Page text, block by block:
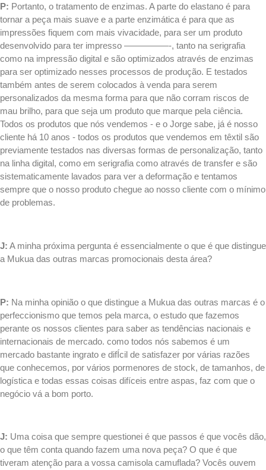
P: Portanto, o tratamento de enzimas. A parte do elastano é para
tornar a peça mais suave e a parte enzimática é para que as
impressões fiquem com mais vivacidade, para ser um produto
desenvolvido para ter impresso —————-, tanto na serigrafia
como na impressão digital e são optimizados através de enzimas
para ser optimizado nesses processos de produção. E testados
também antes de serem colocados à venda para serem
personalizados da mesma forma para que não corram riscos de
mau brilho, para que seja um produto que marque pela ciência.
Todos os produtos que nós vendemos - e o Jorge sabe, já é nosso
cliente há 10 anos - todos os produtos que vendemos em têxtil são
previamente testados nas diversas formas de personalização, tanto
na linha digital, como em serigrafia como através de transfer e são
sistematicamente lavados para ver a deformação e tentamos
sempre que o nosso produto chegue ao nosso cliente com o mínimo
de problemas.
J: A minha próxima pergunta é essencialmente o que é que distingue
a Mukua das outras marcas promocionais desta área?
P: Na minha opinião o que distingue a Mukua das outras marcas é o
perfeccionismo que temos pela marca, o estudo que fazemos
perante os nossos clientes para saber as tendências nacionais e
internacionais de mercado. como todos nós sabemos é um
mercado bastante ingrato e difÍcil de satisfazer por várias razões
que conhecemos, por vários pormenores de stock, de tamanhos, de
logística e todas essas coisas difíceis entre aspas, faz com que o
negócio vá a bom porto.
J: Uma coisa que sempre questionei é que passos é que vocês dão,
o que têm conta quando fazem uma nova peça? O que é que
tiveram atenção para a vossa camisola camuflada? Vocês ouvem